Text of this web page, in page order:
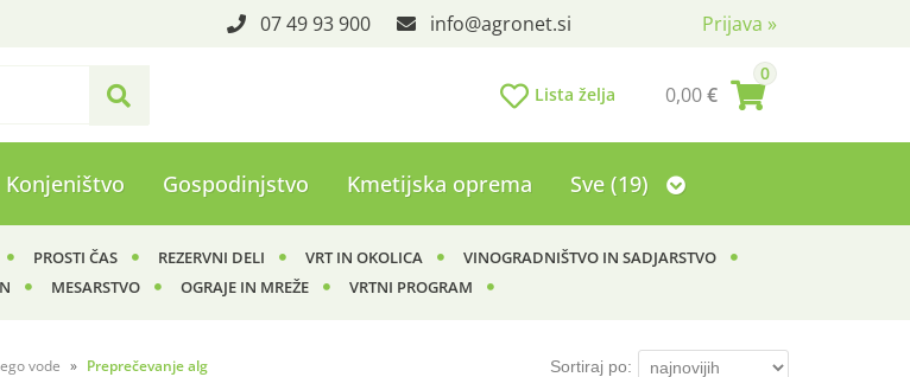
Prijava »
07 49 93 900 info agronet.si
0
0,00€
Lista želja
Konjeništvo Gospodinjstvo Kmetijska oprema Sve (19)
PROSTI ČAS REZERVNI DELI VRT IN OKOLICA
VINOGRADNIŠTVO IN SADJARSTVO
MESARSTVO OGRAJE IN MREŽE VRTNI PROGRAM
vode Preprečevanje alg Sortiraj po: